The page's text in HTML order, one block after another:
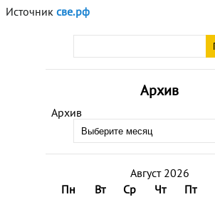
Архив
Архив
Август 2026
Пн
Вт Ср Чт Пт
Источник све.рф